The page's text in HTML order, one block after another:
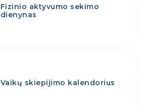
Fizinio aktyvumo sekimo
dienynas
Vaikų skiepijimo kalendorius